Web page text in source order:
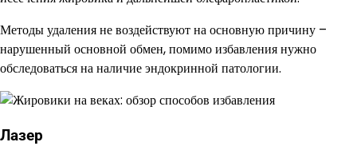
Методы удаления не воздействуют на основную причину –
нарушенный основной обмен, помимо избавления нужно
обследоваться на наличие эндокринной патологии.
Лазер